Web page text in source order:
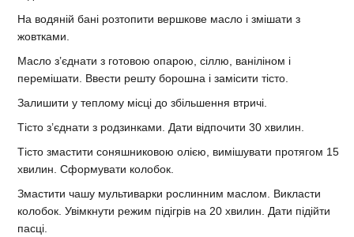
На водяній бані розтопити вершкове масло і змішати з
жовтками.
Масло з’єднати з готовою опарою, сіллю, ваніліном і
перемішати. Ввести решту борошна і замісити тісто.
Залишити у теплому місці до збільшення втричі.
Тісто з’єднати з родзинками. Дати відпочити 30 хвилин.
Тісто змастити соняшниковою олією, вимішувати протягом 15
хвилин. Сформувати колобок.
Змастити чашу мультиварки рослинним маслом. Викласти
колобок. Увімкнути режим підігрів на 20 хвилин. Дати підійти
пасці.